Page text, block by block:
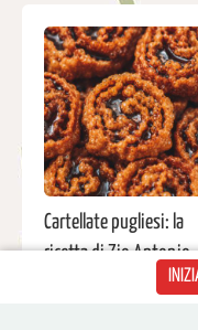
Cartellate pugliesi: la
ricetta di Zio Antonio
per fare i mitici dolci